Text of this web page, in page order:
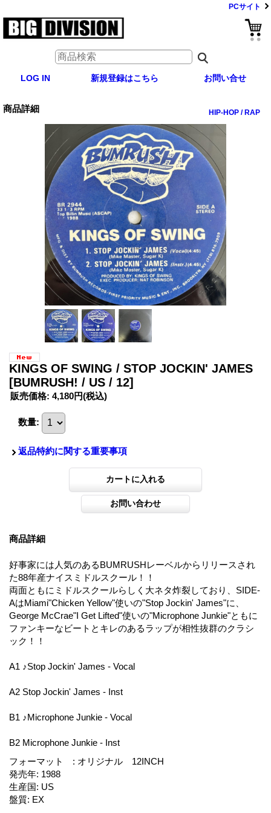
PCサイト
LOG IN 新規登録はこちら お問い合せ
商品詳細 HIP-HOP / RAP
KINGS OF SWING / STOP JOCKIN' JAMES
[BUMRUSH! / US / 12]
販売価格: 4,180円(税込)
数量:
返品特約に関する重要事項
商品詳細
好事家には人気のあるBUMRUSHレーベルからリリースされ
た88年産ナイスミドルスクール！！
両面ともにミドルスクールらしく大ネタ炸裂しており、SIDE-
AはMiami"Chicken Yellow"使いの"Stop Jockin' James"に、
George McCrae"I Get Lifted"使いの"Microphone Junkie"ともに
ファンキーなビートとキレのあるラップが相性抜群のクラシ
ック！！
A1 ♪Stop Jockin' James - Vocal
A2 Stop Jockin' James - Inst
B1 ♪Microphone Junkie - Vocal
B2 Microphone Junkie - Inst
フォーマット : オリジナル 12INCH
発売年: 1988
生産国: US
盤質: EX